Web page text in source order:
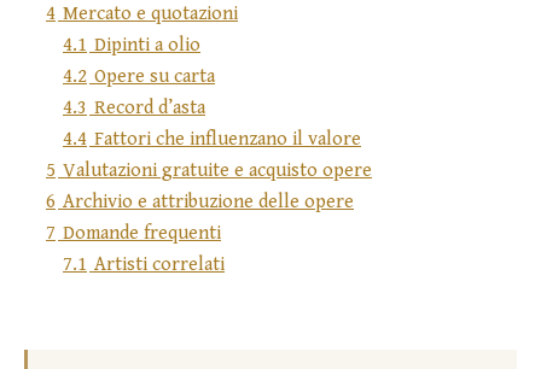
4 Mercato e quotazioni
4.1 Dipinti a olio
4.2 Opere su carta
4.3 Record d’asta
4.4 Fattori che influenzano il valore
5 Valutazioni gratuite e acquisto opere
6 Archivio e attribuzione delle opere
7 Domande frequenti
7.1 Artisti correlati